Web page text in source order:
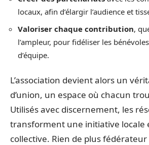
locaux, afin d’élargir l’audience et
Valoriser chaque contribution,
l’ampleur, pour fidéliser les
d’équipe.
L’association devient alors un
d’union, un espace où chacun
Utilisés avec discernement, les
transforment une initiative locale
collective. Rien de plus fédérateur